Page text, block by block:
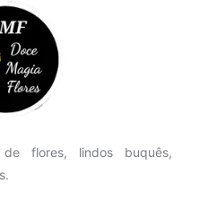
flores, lindos buquês,